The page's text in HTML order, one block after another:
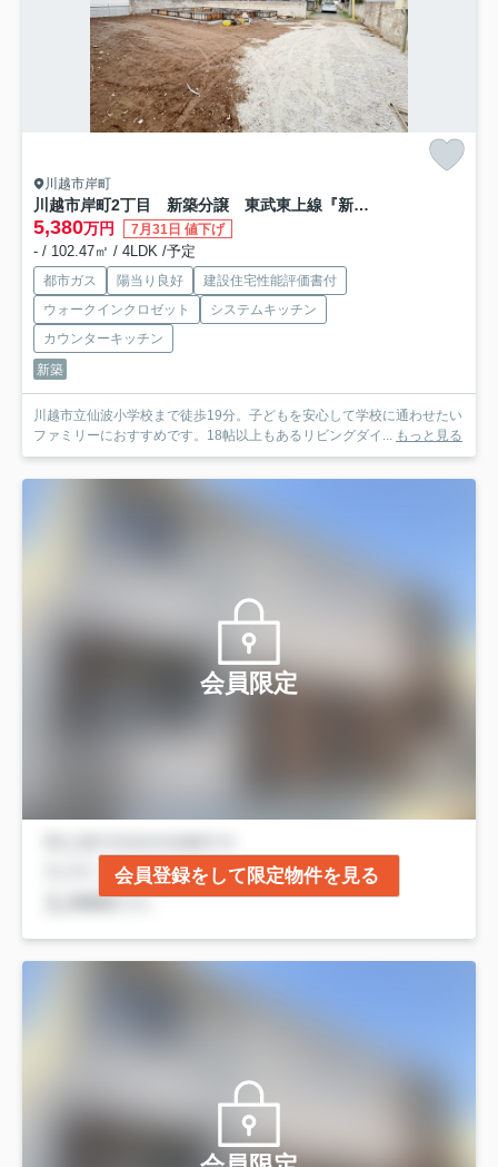
川越市岸町
川越市岸町2丁目 新築分譲 東武東上線『新河岸駅』徒歩18分 【仙波小学区】
5,380万円 7月31日 値下げ
- / 102.47㎡ / 4LDK /予定
都市ガス 陽当り良好
建設住宅性能評価書付
ウォークインクロゼット
システムキッチン
カウンターキッチン
新築
川越市立仙波小学校まで徒歩19分。子どもを安心して学校に通わせたい
ファミリーにおすすめです。18帖以上もあるリビングダイ... もっと見る
会員限定
会員登録をして限定物件を見る